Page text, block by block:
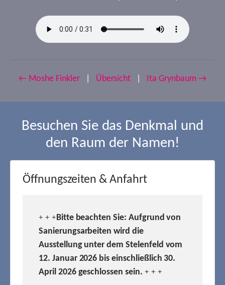
← Moshe Finkler Übersicht Ita Grynbaum →
Besuchen Sie das Denkmal und
den Raum der Namen!
Öffnungszeiten & Anfahrt
+ + +Bitte beachten Sie: Aufgrund von
Sanierungsarbeiten wird die
Ausstellung unter dem Stelenfeld vom
12. Januar 2026 bis einschließlich 30.
April 2026 geschlossen sein. + + +